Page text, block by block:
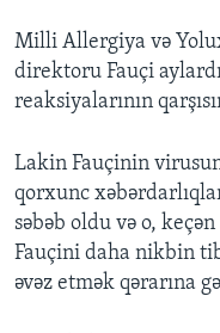
Milli Allergiya və
direktoru Fauçi
reaksiyalarının
Lakin Fauçinin
qorxunc
səbəb oldu və o,
Fauçini daha nikbin
əvəz etmək qərarına